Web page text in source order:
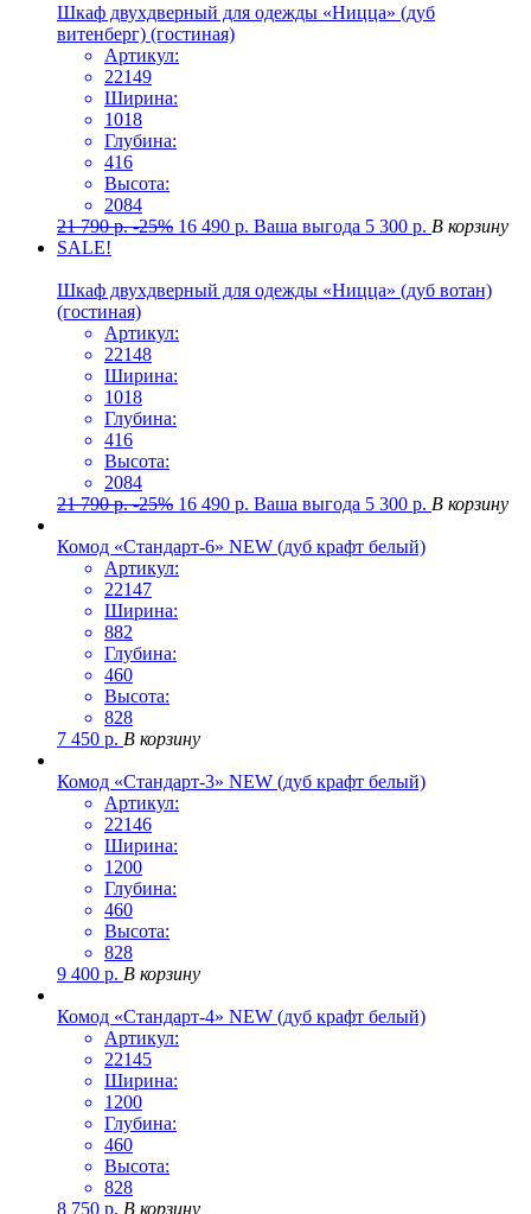
Шкаф двухдверный для одежды «Ницца» (дуб
витенберг) (гостиная)
Артикул:
22149
Ширина:
1018
Глубина:
416
Высота:
2084
21 790р. -25% 16 490 р. Ваша выгода 5 300 р. В корзину
SALE!
Шкаф двухдверный для одежды «Ницца» (дуб вотан)
(гостиная)
Артикул:
22148
Ширина:
1018
Глубина:
416
Высота:
2084
21 790р. -25% 16 490 р. Ваша выгода 5 300 р. В корзину
Комод «Стандарт-6» NEW (дуб крафт белый)
Артикул:
22147
Ширина:
882
Глубина:
460
Высота:
828
7 450 р. В корзину
Комод «Стандарт-3» NEW (дуб крафт белый)
Артикул:
22146
Ширина:
1200
Глубина:
460
Высота:
828
9 400 р. В корзину
Комод «Стандарт-4» NEW (дуб крафт белый)
Артикул:
22145
Ширина:
1200
Глубина:
460
Высота:
828
8 750 р. В корзину